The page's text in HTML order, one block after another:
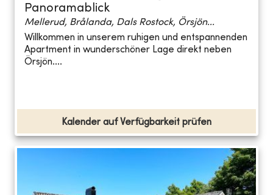
Panoramablick
Mellerud, Brålanda, Dals Rostock, Örsjön...
Willkommen in unserem ruhigen und entspannenden
Apartment in wunderschöner Lage direkt neben
Örsjön....
Kalender auf Verfügbarkeit prüfen